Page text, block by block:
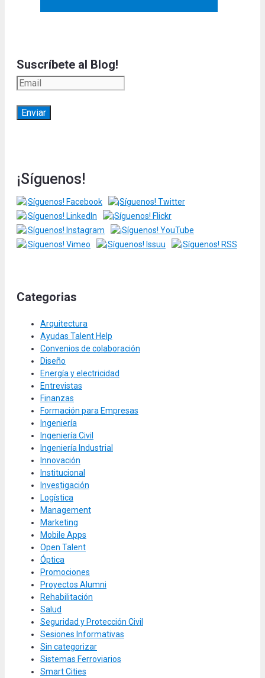
Suscríbete al Blog!
¡Síguenos!
Categorias
Arquitectura
Ayudas Talent Help
Convenios de colaboración
Diseño
Energía y electricidad
Entrevistas
Finanzas
Formación para Empresas
Ingeniería
Ingeniería Civil
Ingeniería Industrial
Innovación
Institucional
Investigación
Logística
Management
Marketing
Mobile Apps
Open Talent
Óptica
Promociones
Proyectos Alumni
Rehabilitación
Salud
Seguridad y Protección Civil
Sesiones Informativas
Sin categorizar
Sistemas Ferroviarios
Smart Cities